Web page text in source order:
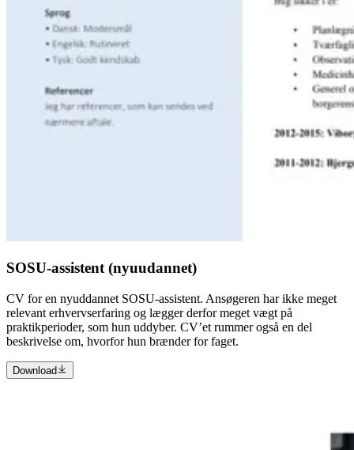
SOSU-assistent (nyuudannet)
CV for en nyuddannet SOSU-assistent. Ansøgeren har ikke meget
relevant erhvervserfaring og lægger derfor meget vægt på
praktikperioder, som hun uddyber. CV’et rummer også en del
beskrivelse om, hvorfor hun brænder for faget.
Download